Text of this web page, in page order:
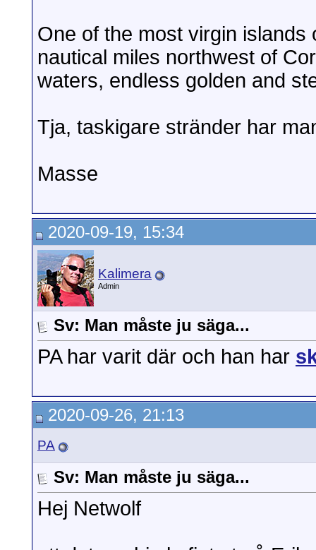
One of the most virgin
nautical miles northwest of
waters, endless golden and
Tja, taskigare stränder har
Masse
2020-09-19, 15:34
Kalimera
Admin
Sv: Man måste ju säga...
PA har varit där och han har
2020-09-26, 21:13
PA
Sv: Man måste ju säga...
Hej Netwolf